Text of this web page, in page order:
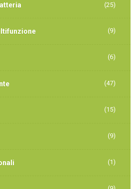
(25)
(9)
(6)
(47)
(15)
(9)
(1)